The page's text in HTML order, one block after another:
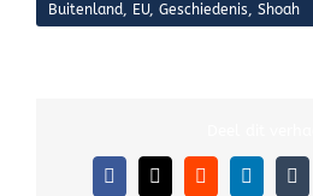
Buitenland, EU, Geschiedenis, Shoah
Facebook
X RedditLinkedIn